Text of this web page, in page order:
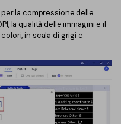
la compressione delle
la qualità delle immagini e il
in scala di grigi e